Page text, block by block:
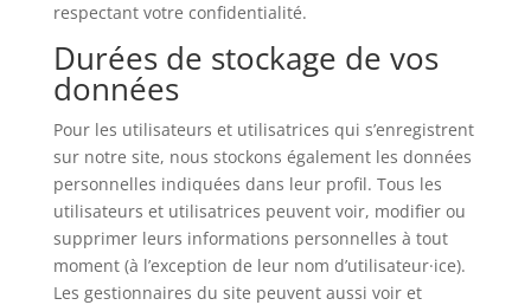
respectant votre confidentialité.
Durées de stockage de vos
données
Pour les utilisateurs et utilisatrices qui s’enregistrent
sur notre site, nous stockons également les données
personnelles indiquées dans leur profil. Tous les
utilisateurs et utilisatrices peuvent voir, modifier ou
supprimer leurs informations personnelles à tout
moment (à l’exception de leur nom d’utilisateur·ice).
Les gestionnaires du site peuvent aussi voir et